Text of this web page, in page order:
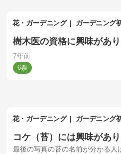
花・ガーデニング ガーデニング
樹木医の資格に興味があ
7年前
6
花・ガーデニング ガーデニング
コケ（苔）には興味があ
最後の写真の苔の名前が分かる人